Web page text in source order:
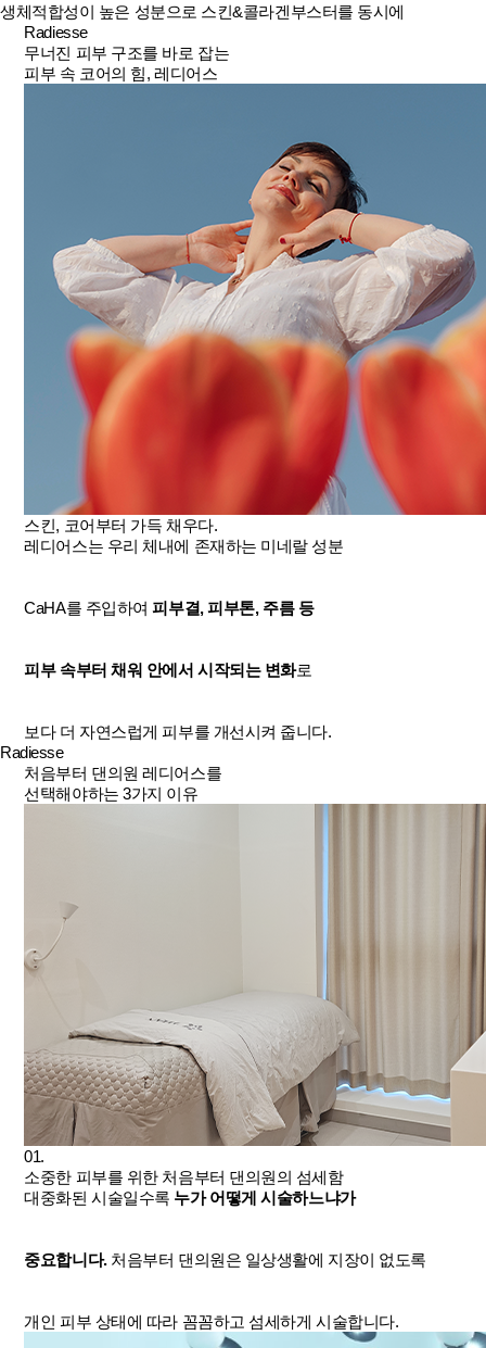
생체적합성이 높은 성분으로 스킨&콜라겐부스터를 동시에
Radiesse
무너진 피부 구조를 바로 잡는
피부 속 코어의 힘, 레디어스
스킨, 코어부터 가득 채우다.
레디어스는 우리 체내에 존재하는 미네랄 성분
CaHA를 주입하여피부결, 피부톤, 주름 등
피부 속부터 채워 안에서 시작되는 변화로
보다 더 자연스럽게 피부를 개선시켜 줍니다.
Radiesse
처음부터 댄의원 레디어스를
선택해야하는 3가지 이유
01.
소중한 피부를 위한 처음부터 댄의원의 섬세함
대중화된 시술일수록 누가 어떻게 시술하느냐가
중요합니다.처음부터 댄의원은 일상생활에 지장이 없도록
개인 피부 상태에 따라 꼼꼼하고 섬세하게 시술합니다.